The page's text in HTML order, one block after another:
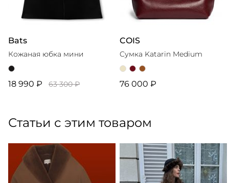
Bats
Кожаная юбка мини
18 990 ₽ 63 300 ₽
COIS
Cумка Katarin Medium
76 000 ₽
Статьи с этим товаром